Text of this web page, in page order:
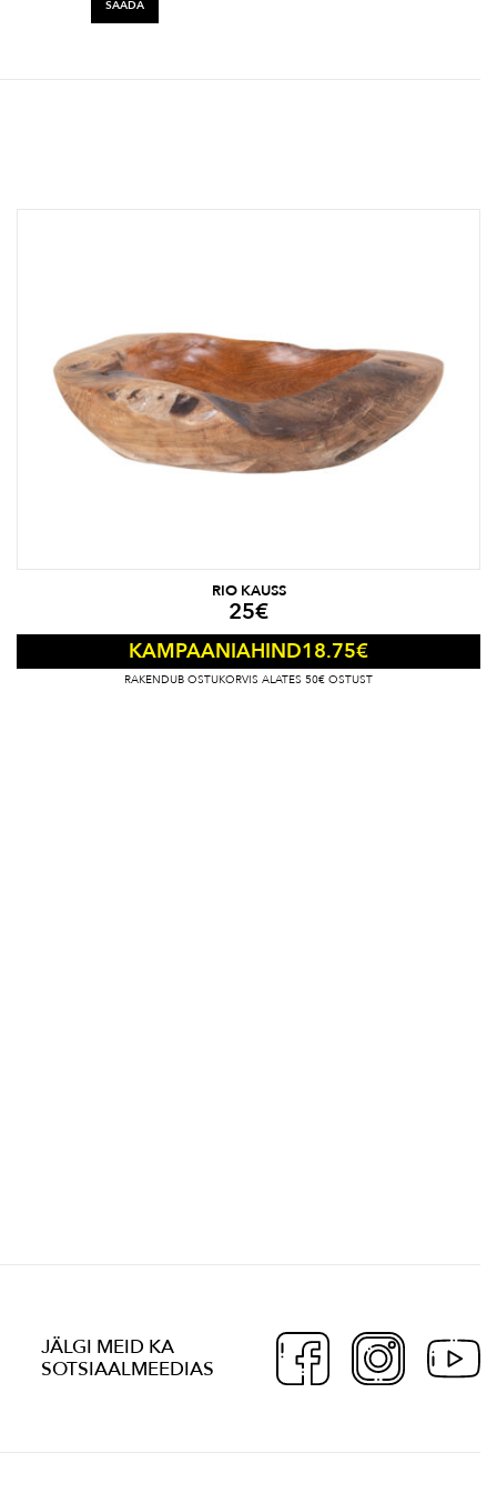
RIO KAUSS
25€
KAMPAANIAHIND18.75€
RAKENDUB OSTUKORVIS ALATES 50€ OSTUST
JÄLGI MEID KA
SOTSIAALMEEDIAS